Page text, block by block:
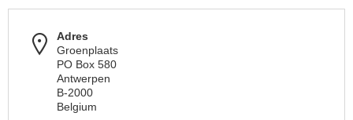
Adres
Groenplaats
PO Box 580
Antwerpen
B-2000
Belgium